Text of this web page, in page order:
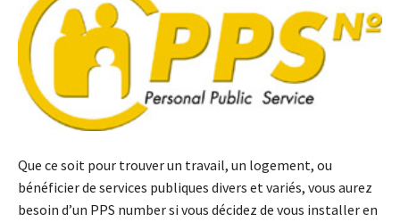
Que ce soit pour trouver un travail, un logement, ou
bénéficier de services publiques divers et variés, vous aurez
besoin d’un PPS number si vous décidez de vous installer en